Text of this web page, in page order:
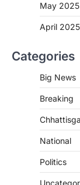
May 2025
April 2025
Categories
Big News
Breaking
National
Politics